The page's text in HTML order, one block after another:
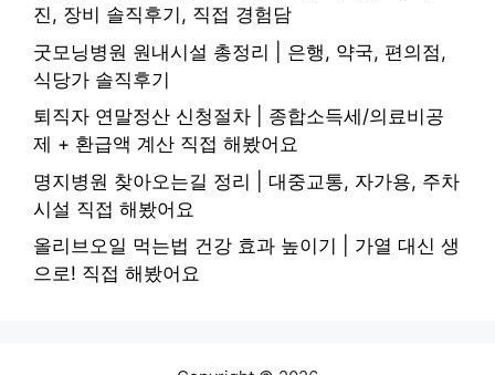
진, 장비 솔직후기, 직접 경험담
굿모닝병원 원내시설 총정리 | 은행, 약국, 편의점,
식당가 솔직후기
퇴직자 연말정산 신청절차 | 종합소득세/의료비공
제 + 환급액 계산 직접 해봤어요
명지병원 찾아오는길 정리 | 대중교통, 자가용, 주차
시설 직접 해봤어요
올리브오일 먹는법 건강 효과 높이기 | 가열 대신 생
으로! 직접 해봤어요